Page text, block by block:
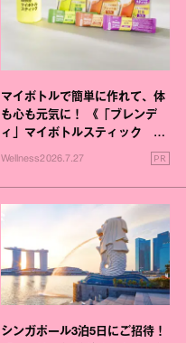
マイボトルで簡単に作れて、体
も心も元気に！ 《「ブレンデ
ィ」マイボトルスティック い
いこと毎日》シリーズが誕生
Wellness2026.7.27 PR
シンガポール3泊5日にご招待！